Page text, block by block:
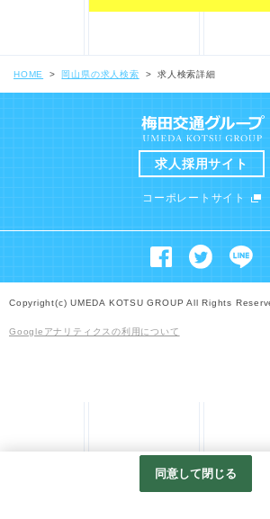
INTERVIEW
HOME 岡山県の求人検索 求人検索詳細
求人採用サイト
コーポレートサイト
Copyright(c) UMEDA KOTSU GROUP All Rights
Googleアナリティクスの利用について
同意して閉じる